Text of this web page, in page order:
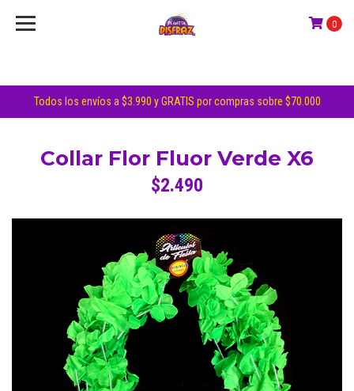
Todos los envíos a $3.990 y GRATIS por compras sobre $70.000
0
Collar Flor Fluor Verde X6
$2.490